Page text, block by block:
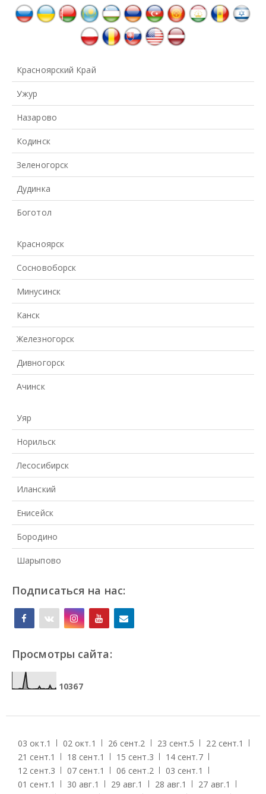
Красноярский Край
Ужур
Назарово
Кодинск
Зеленогорск
Дудинка
Боготол
Красноярск
Сосновоборск
Минусинск
Канск
Железногорск
Дивногорск
Ачинск
Уяр
Норильск
Лесосибирск
Иланский
Енисейск
Бородино
Шарыпово
Подписаться на нас:
Просмотры сайта:
10367
03 окт.1 02 окт.1 26 сент.2 23 сент.5 22 сент.1
21 сент.1 18 сент.1 15 сент.3 14 сент.7
12 сент.3 07 сент.1 06 сент.2 03 сент.1
01 сент.1 30 авг.1 29 авг.1 28 авг.1 27 авг.1